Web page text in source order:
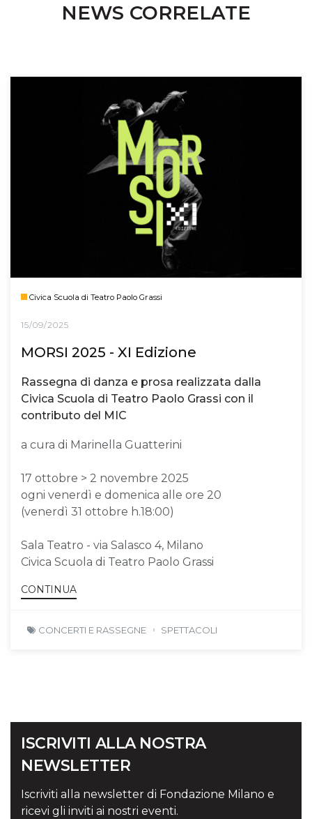
NEWS CORRELATE
Civica Scuola di Teatro Paolo Grassi
15/09/2025
MORSI 2025 - XI Edizione
Rassegna di danza e prosa realizzata dalla
Civica Scuola di Teatro Paolo Grassi con il
contributo del MIC
a cura di Marinella Guatterini
17 ottobre > 2 novembre 2025
ogni venerdì e domenica alle ore 20
(venerdì 31 ottobre h.18:00)
Sala Teatro - via Salasco 4, Milano
Civica Scuola di Teatro Paolo Grassi
CONTINUA
CONCERTI E RASSEGNE SPETTACOLI
ISCRIVITI ALLA NOSTRA
NEWSLETTER
Iscriviti alla newsletter di Fondazione Milano e
ricevi gli inviti ai nostri eventi.